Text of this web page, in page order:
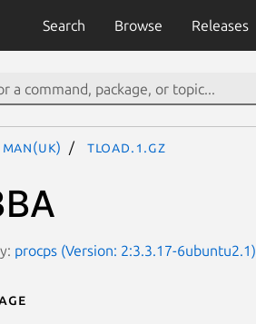
Search Browse Releases
man(uk) tload.1.gz
procps (Version: 2:3.3.17-6ubuntu2.1)